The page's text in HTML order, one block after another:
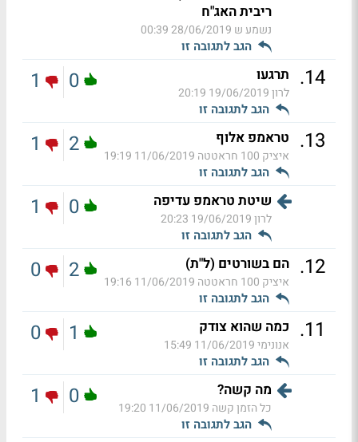
ריבית האג"ח
נשמע ש 28/06/2019 00:39
הגב לתגובה זו
14
. תרגעו
לרון19/06/2019 20:19
הגב לתגובה זו
0
1
13
. טראמפ אלוף
איציק 100 חראטטה 11/06/2019 19:19
הגב לתגובה זו
2
1
שיטת טראמפ עדיפה
לרון19/06/2019 20:23
הגב לתגובה זו
0
1
12
. הם בשורטים (ל"ת)
איציק 100 חראטטה 11/06/2019 19:16
הגב לתגובה זו
2
0
11
. כמה שהוא צודק
אנונימי11/06/2019 15:49
הגב לתגובה זו
1
0
מה קשה?
כל הזמן קשה 11/06/2019 19:20
הגב לתגובה זו
0
1